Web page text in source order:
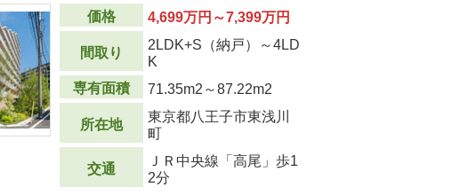
価格 4,699万円～7,399万円
間取り
2LDK+S（納戸）～4LD
K
専有面積
71.35m2 ～87.22m2
所在地
東京都八王子市東浅川
町
交通
ＪＲ中央線「高尾」歩1
2分